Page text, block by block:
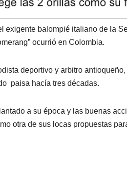
exigente balompié italiano de la
ocurrió en Colombia.
deportivo y arbitro
paisa hacía tres décadas.
a su época y las buenas
otra de sus locas propuestas